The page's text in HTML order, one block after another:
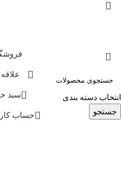
انتخاب دسته بندی
جستجو
0 سبد
حساب